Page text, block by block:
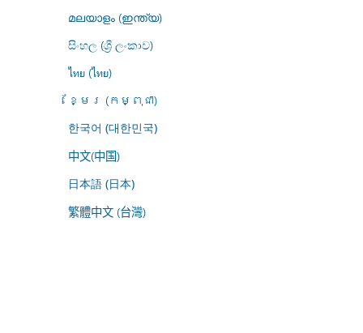
മലയാളം (ഇന്ത്യ)
සිංහල (ශ්‍රී ලංකාව)
ไทย (ไทย)
ខ្មែរ (កម្ពុជា)
한국어 (대한민국)
中文(中国)
日本語 (日本)
繁體中文 (台灣)